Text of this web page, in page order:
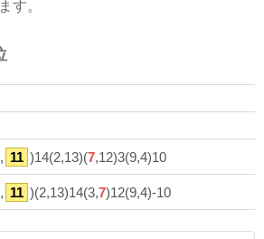
す。
11 )14(2,13)(7,12)3(9,4)10
11 )(2,13)14(3,7)12(9,4)-10